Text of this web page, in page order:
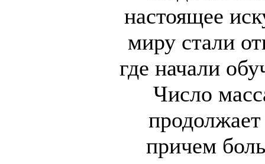
настоящее
миру стали
где начали
Число
причем